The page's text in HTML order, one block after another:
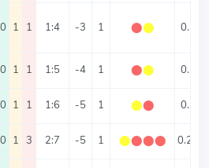
0 1 1 1:4 -3 1 ⬤⬤ 0.5
0 1 1 1:5 -4 1 ⬤⬤ 0.5
0 1 1 1:6 -5 1 ⬤⬤ 0.5
0 1 3 2:7 -5 1 ⬤⬤⬤⬤ 0.25